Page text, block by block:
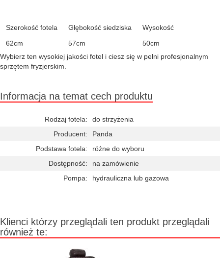
Szerokość fotela Głębokość siedziska
Wysokość
62cm
57cm
50cm
Wybierz ten wysokiej jakości fotel i ciesz się w pełni profesjonalnym
sprzętem fryzjerskim.
Informacja na temat cech produktu
Rodzaj fotela:
do strzyżenia
Producent:
Panda
Podstawa fotela:
różne do wyboru
Dostępność:
na zamówienie
Pompa:
hydrauliczna lub gazowa
Klienci którzy przeglądali ten produkt przeglądali
również te: